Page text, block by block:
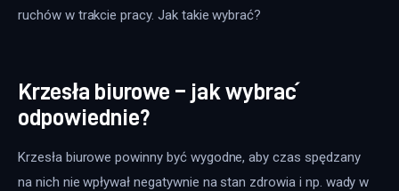
ruchów w trakcie pracy. Jak takie wybrać?
Krzesła biurowe – jak wybrać
odpowiednie?
Krzesła biurowe powinny być wygodne, aby czas spędzany
na nich nie wpływał negatywnie na stan zdrowia i np. wady w